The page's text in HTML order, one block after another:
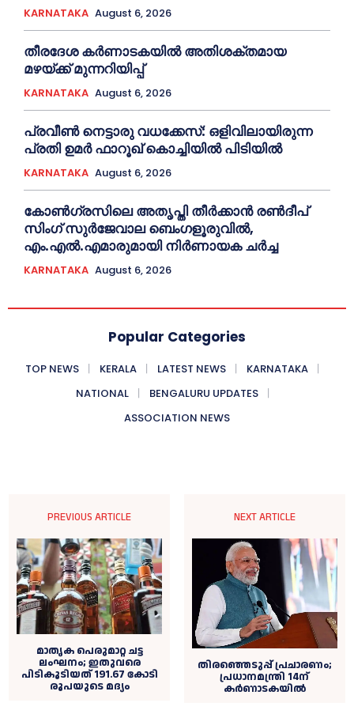
KARNATAKA August 6, 2026
തീരദേശ കർണാടകയിൽ അതിശക്തമായ
മഴയ്ക്ക് മുന്നറിയിപ്പ്
KARNATAKA August 6, 2026
പ്രവീണ്‍ നെട്ടാരു വധക്കേസ്: ഒളിവിലായിരുന്ന
പ്രതി ഉമര്‍ ഫാറൂഖ് കൊച്ചിയില്‍ പിടിയില്‍
KARNATAKA August 6, 2026
കോൺഗ്രസിലെ അതൃപ്തി തീർക്കാൻ രൺദീപ്
സിംഗ് സുര്‍ജേവാല ബെംഗളൂരുവിൽ,
എം.എൽ.എമാരുമായി നിർണായക ചർച്ച
KARNATAKA August 6, 2026
Popular Categories
TOP NEWS KERALA LATEST NEWS
KARNATAKA
NATIONAL
BENGALURU UPDATES
ASSOCIATION NEWS
PREVIOUS ARTICLE
മാതൃക പെരുമാറ്റ ചട്ട
ലംഘനം; ഇതുവരെ
പിടികൂടിയത് 191.67 കോടി
രൂപയുടെ മദ്യം
NEXT ARTICLE
തിരഞ്ഞെടുപ്പ് പ്രചാരണം;
പ്രധാനമന്ത്രി 14ന്
കർണാടകയിൽ